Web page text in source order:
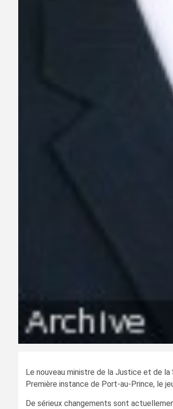
Le nouveau ministre de la Justice et de
Première instance de Port-au-Prince, le
De sérieux changements sont